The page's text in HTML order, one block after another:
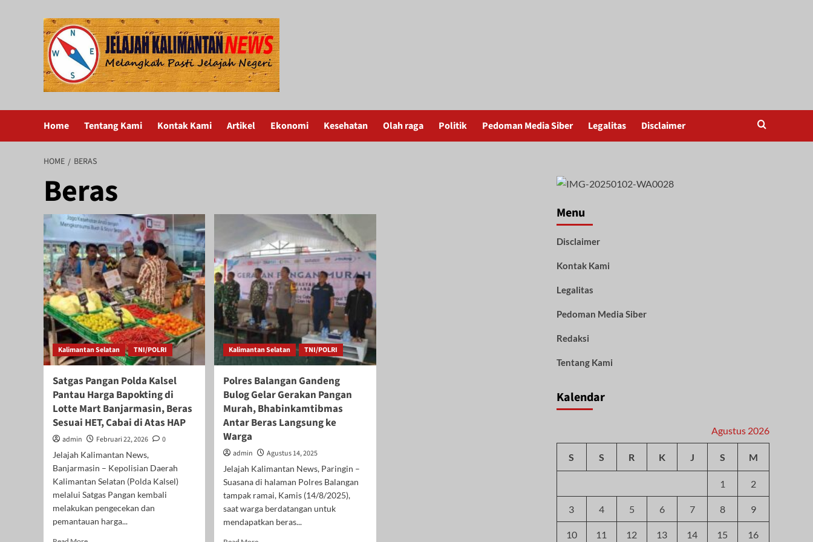
Home Tentang Kami Kontak Kami Artikel Ekonomi Kesehatan Olah raga Politik Pedoman Media Siber Legalitas Disclaimer
HOME BERAS
Beras
Kalimantan Selatan TNI/POLRI
Satgas Pangan Polda Kalsel
Pantau Harga Bapokting di
Lotte Mart Banjarmasin, Beras
Sesuai HET, Cabai di Atas HAP
admin Februari 22, 2026
0
Jelajah Kalimantan News,
Banjarmasin – Kepolisian Daerah
Kalimantan Selatan (Polda Kalsel)
melalui Satgas Pangan kembali
melakukan pengecekan dan
pemantauan harga...
Read
Kalimantan Selatan TNI/POLRI
Polres Balangan Gandeng
Bulog Gelar Gerakan Pangan
Murah, Bhabinkamtibmas
Antar Beras Langsung ke
Warga
admin
Agustus 14, 2025
Jelajah Kalimantan News, Paringin –
Suasana di halaman Polres Balangan
tampak ramai, Kamis (14/8/2025),
saat warga berdatangan untuk
mendapatkan beras...
Read
Menu
Disclaimer
Kontak Kami
Legalitas
Pedoman Media Siber
Redaksi
Tentang Kami
Kalendar
Agustus 2026
S S R K J S M
1 2
3 4 5 6 7 8 9
10 11 12 13 14 15 16